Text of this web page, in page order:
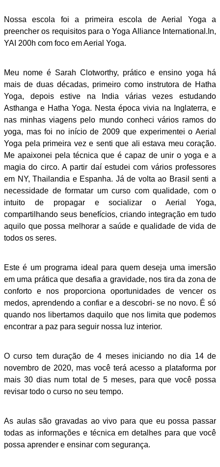
Nossa escola foi a primeira escola de Aerial Yoga a
preencher os requisitos para o Yoga Alliance International.In,
YAI 200h com foco em Aerial Yoga.
Meu nome é Sarah Clotworthy, prático e ensino yoga há
mais de duas décadas, primeiro como instrutora de Hatha
Yoga, depois estive na India várias vezes estudando
Asthanga e Hatha Yoga. Nesta época vivia na Inglaterra, e
nas minhas viagens pelo mundo conheci vários ramos do
yoga, mas foi no início de 2009 que experimentei o Aerial
Yoga pela primeira vez e senti que ali estava meu coração.
Me apaixonei pela técnica que é capaz de unir o yoga e a
magia do circo. A partir daí estudei com vários professores
em NY, Thailandia e Espanha. Já de volta ao Brasil senti a
necessidade de formatar um curso com qualidade, com o
intuito de propagar e socializar o Aerial Yoga,
compartilhando seus benefícios, criando integração em tudo
aquilo que possa melhorar a saúde e qualidade de vida de
todos os seres.
Este é um programa ideal para quem deseja uma imersão
em uma prática que desafia a gravidade, nos tira da zona de
conforto e nos proporciona oportunidades de vencer os
medos, aprendendo a confiar e a descobri- se no novo. É só
quando nos libertamos daquilo que nos limita que podemos
encontrar a paz para seguir nossa luz interior.
O curso tem duração de 4 meses iniciando no dia 14 de
novembro de 2020, mas você terá acesso a plataforma por
mais 30 dias num total de 5 meses, para que você possa
revisar todo o curso no seu tempo.
As aulas são gravadas ao vivo para que eu possa passar
todas as informações e técnica em detalhes para que você
possa aprender e ensinar com segurança.